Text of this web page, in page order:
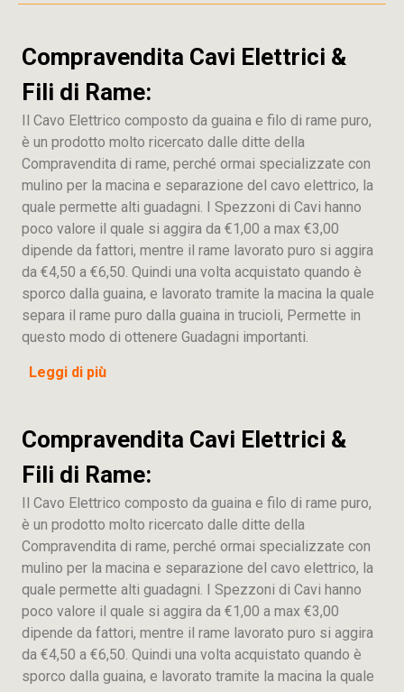
Compravendita Cavi Elettrici &
Fili di Rame:
Il Cavo Elettrico composto da guaina e filo di rame puro,
è un prodotto molto ricercato dalle ditte della
Compravendita di rame, perché ormai specializzate con
mulino per la macina e separazione del cavo elettrico, la
quale permette alti guadagni. I Spezzoni di Cavi hanno
poco valore il quale si aggira da €1,00 a max €3,00
dipende da fattori, mentre il rame lavorato puro si aggira
da €4,50 a €6,50. Quindi una volta acquistato quando è
sporco dalla guaina, e lavorato tramite la macina la quale
separa il rame puro dalla guaina in trucioli, Permette in
questo modo di ottenere Guadagni importanti.
Leggi di più
Compravendita Cavi Elettrici &
Fili di Rame:
Il Cavo Elettrico composto da guaina e filo di rame puro,
è un prodotto molto ricercato dalle ditte della
Compravendita di rame, perché ormai specializzate con
mulino per la macina e separazione del cavo elettrico, la
quale permette alti guadagni. I Spezzoni di Cavi hanno
poco valore il quale si aggira da €1,00 a max €3,00
dipende da fattori, mentre il rame lavorato puro si aggira
da €4,50 a €6,50. Quindi una volta acquistato quando è
sporco dalla guaina, e lavorato tramite la macina la quale